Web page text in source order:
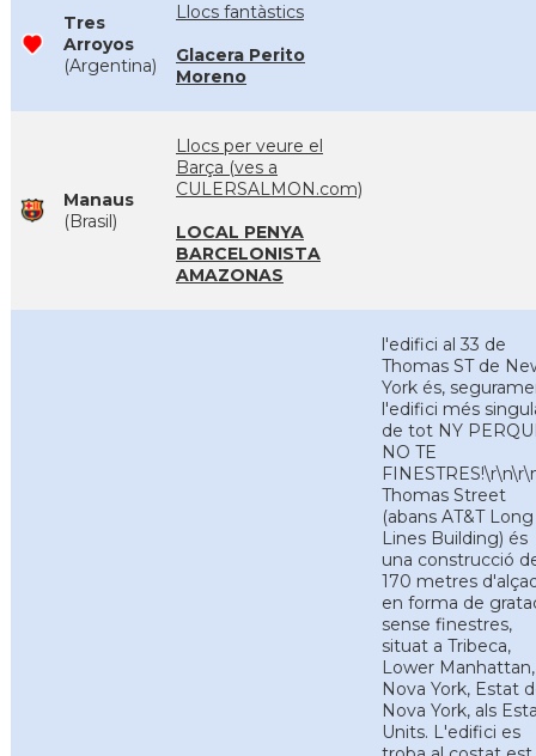
Tres
Arroyos
(Argentina)
Llocs fantàstics
Glacera Perito
Moreno
Manaus
(Brasil)
Llocs per veure el
Barça (ves a
CULERSALMON.com)
LOCAL PENYA
BARCELONISTA
AMAZONAS
l'edifici al 33 de
Thomas ST de
York és,
l'edifici més
de tot NY
NO TE
Thomas Street
(abans AT&T Long
Lines Building) és
una construcció
170 metres
en forma de
sense finestres,
situat a Tribeca,
Lower Manhattan,
Nova York, Estat
Nova York, als
Units. L'edifici es